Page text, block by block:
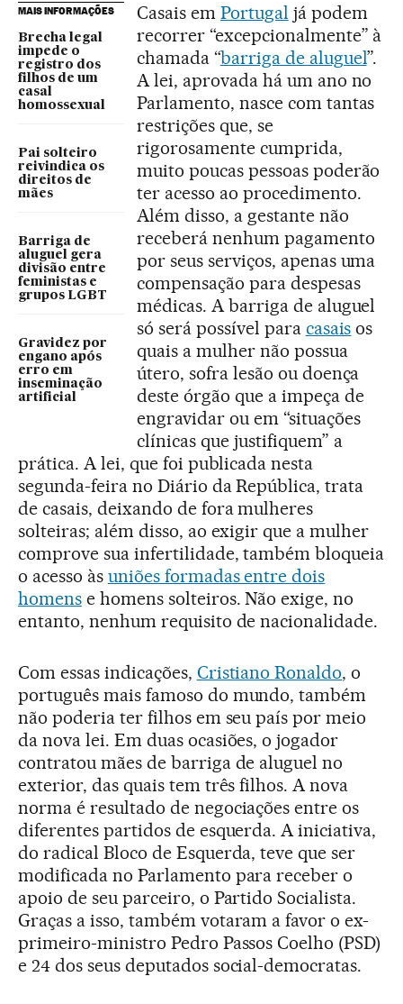
MAIS INFORMAÇÕES
Brecha legal
impede o
registro dos
filhos de um
casal
homossexual
Pai solteiro
reivindica os
direitos de
mães
Barriga de
aluguel gera
divisão entre
feministas e
grupos LGBT
Gravidez por
engano após
erro em
inseminação
artificial
Casais em Portugal já podem
recorrer “excepcionalmente” à
chamada “barriga de aluguel”.
A lei, aprovada há um ano no
Parlamento, nasce com tantas
restrições que, se
rigorosamente cumprida,
muito poucas pessoas poderão
ter acesso ao procedimento.
Além disso, a gestante não
receberá nenhum pagamento
por seus serviços, apenas uma
compensação para despesas
médicas. A barriga de aluguel
só será possível para casais os
quais a mulher não possua
útero, sofra lesão ou doença
deste órgão que a impeça de
engravidar ou em “situações
clínicas que justifiquem” a
prática. A lei, que foi publicada nesta
segunda-feira no Diário da República, trata
de casais, deixando de fora mulheres
solteiras; além disso, ao exigir que a mulher
comprove sua infertilidade, também bloqueia
o acesso às uniões formadas entre dois
homense homens solteiros. Não exige, no
entanto, nenhum requisito de nacionalidade.
Com essas indicações, Cristiano Ronaldo, o
português mais famoso do mundo, também
não poderia ter filhos em seu país por meio
da nova lei. Em duas ocasiões, o jogador
contratou mães de barriga de aluguel no
exterior, das quais tem três filhos. A nova
norma é resultado de negociações entre os
diferentes partidos de esquerda. A iniciativa,
do radical Bloco de Esquerda, teve que ser
modificada no Parlamento para receber o
apoio de seu parceiro, o Partido Socialista.
Graças a isso, também votaram a favor o ex-
primeiro-ministro Pedro Passos Coelho (PSD)
e 24 dos seus deputados social-democratas.